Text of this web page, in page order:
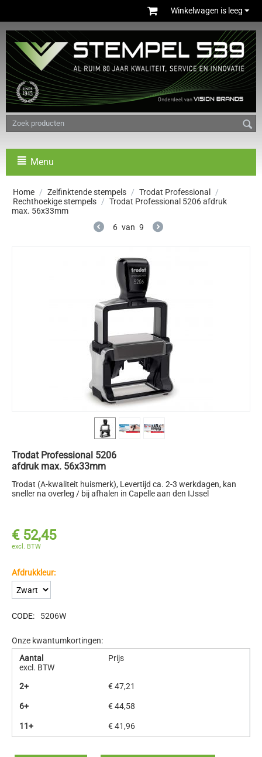
Winkelwagen is leeg
Menu
Home / Zelfinktende stempels / Trodat Professional
/
Rechthoekige stempels / Trodat Professional 5206 afdruk
max. 56x33mm
6 van 9
Trodat Professional 5206
afdruk max. 56x33mm
Trodat (A-kwaliteit huismerk), Levertijd ca. 2-3 werkdagen, kan
sneller na overleg / bij afhalen in Capelle aan den IJssel
€ 52,45
excl. BTW
Afdrukkleur:
CODE: 5206W
Onze kwantumkortingen:
Aantal
Prijs
excl. BTW
2+
€47,21
6+ €44,58
11+ €41,96